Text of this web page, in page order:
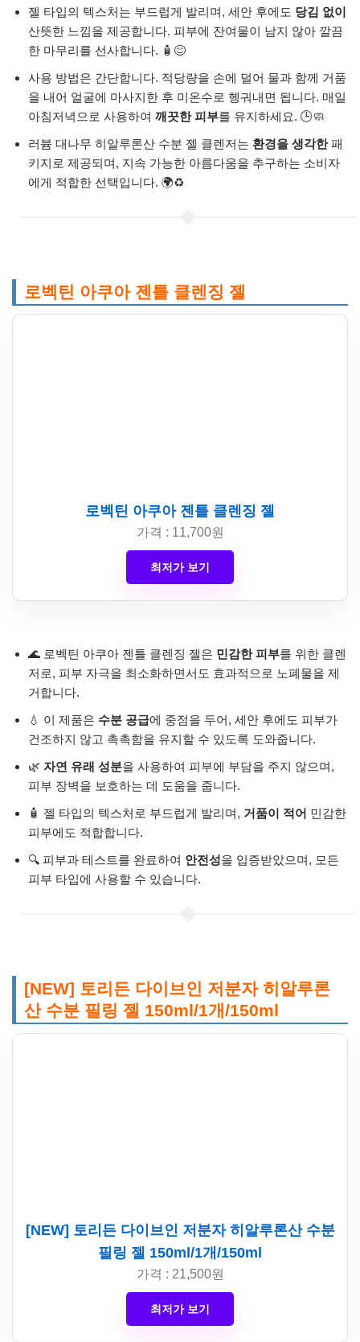
젤 타입의 텍스처는 부드럽게 발리며, 세안 후에도 당김 없이
산뜻한 느낌을 제공합니다. 피부에 잔여물이 남지 않아 깔끔
한 마무리를 선사합니다. 🧴😊
사용 방법은 간단합니다. 적당량을 손에 덜어 물과 함께 거품
을 내어 얼굴에 마사지한 후 미온수로 헹궈내면 됩니다. 매일
아침저녁으로 사용하여 깨끗한 피부를 유지하세요. 🕒🧼
러븀 대나무 히알루론산 수분 젤 클렌저는 환경을 생각한패
키지로 제공되며, 지속 가능한 아름다움을 추구하는 소비자
에게 적합한 선택입니다. 🌍♻️
로벡틴 아쿠아 젠틀 클렌징 젤
로벡틴 아쿠아 젠틀 클렌징 젤
가격 : 11,700원
최저가 보기
🌊 로벡틴 아쿠아 젠틀 클렌징 젤은 민감한 피부를 위한 클렌
저로, 피부 자극을 최소화하면서도 효과적으로 노폐물을 제
거합니다.
💧 이 제품은 수분 공급에 중점을 두어, 세안 후에도 피부가
건조하지 않고 촉촉함을 유지할 수 있도록 도와줍니다.
🌿 자연 유래 성분을 사용하여 피부에 부담을 주지 않으며,
피부 장벽을 보호하는 데 도움을 줍니다.
🧴 젤 타입의 텍스처로 부드럽게 발리며, 거품이 적어 민감한
피부에도 적합합니다.
🔍 피부과 테스트를 완료하여 안전성을 입증받았으며, 모든
피부 타입에 사용할 수 있습니다.
[NEW] 토리든 다이브인 저분자 히알루론
산 수분 필링 젤 150ml/1개/150ml
[NEW] 토리든 다이브인 저분자 히알루론산 수분
필링 젤 150ml/1개/150ml
가격 : 21,500원
최저가 보기